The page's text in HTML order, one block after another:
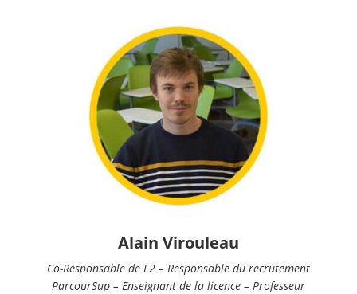
Alain Virouleau
Co-Responsable de L2 – Responsable du recrutement
ParcourSup – Enseignant de la licence – Professeur